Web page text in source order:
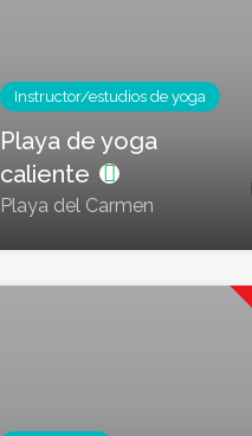
Instructor/estudios de yoga
Playa de yoga
caliente
Playa del Carmen